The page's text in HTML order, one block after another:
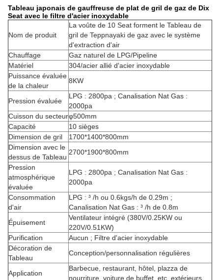
Tableau japonais de gauffreuse de plat de gril de gaz de Dix
Seat avec le filtre d'acier inoxydable
Nom de produit
La voûte de 10 Seat forment le Tableau de
gril de Teppnayaki de gaz avec le système
d'extraction d'air
Chauffage
Gaz naturel de LPG/Pipeline
Matériel
304/acier allié d'acier inoxydable
Puissance évaluée
de la chaleur
8KW
Pression évaluée
LPG : 2800pa ; Canalisation Nat Gas :
2000pa
Cuisson du secteurφ500mm
Capacité
10 sièges
Dimension de gril
1700*1400*800mm
Dimension avec le
dessus de Tableau
2700*1900*800mm
Pression
atmosphérique
évaluée
LPG : 2800pa ; Canalisation Nat Gas :
2000pa
Consommation
d'air
LPG : ³ /h ou 0.6kgs/h de 0.29m ;
Canalisation Nat Gas : ³ /h de 0.8m
Épuisement
Ventilateur intégré (380V/0.25KW ou
220V/0.51KW)
Purification
Aucun ; Filtre d'acier inoxydable
Décoration de
Tableau
Conception/personnalisation régulières
Application
Barbecue, restaurant, hôtel, plazza de
nourriture, voiture de buffet, etc. extérieurs.